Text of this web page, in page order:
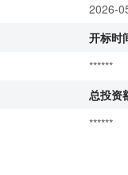
2026-
开标时
******
总投资
******